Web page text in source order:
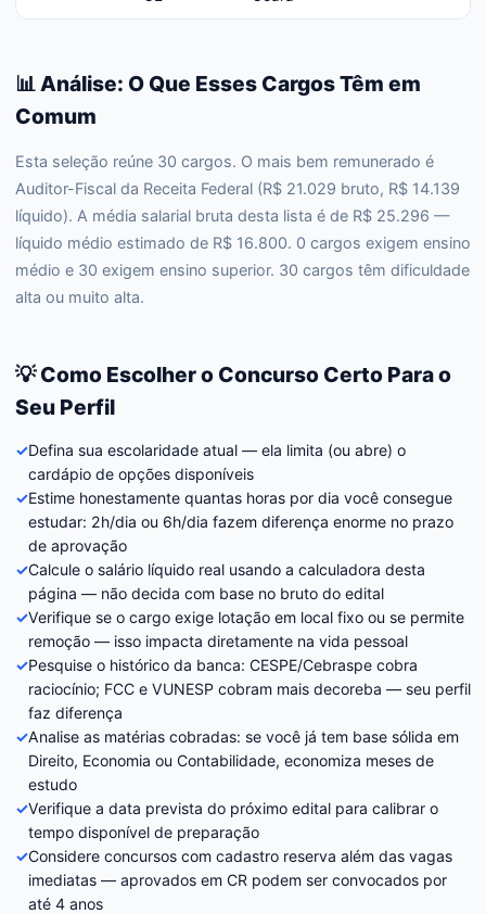
📊 Análise: O Que Esses Cargos Têm em
Comum
Esta seleção reúne 30 cargos. O mais bem remunerado é
Auditor-Fiscal da Receita Federal (R$ 21.029 bruto, R$ 14.139
líquido). A média salarial bruta desta lista é de R$ 25.296 —
líquido médio estimado de R$ 16.800. 0 cargos exigem ensino
médio e 30 exigem ensino superior. 30 cargos têm dificuldade
alta ou muito alta.
💡 Como Escolher o Concurso Certo Para o
Seu Perfil
✓Defina sua escolaridade atual — ela limita (ou abre) o
cardápio de opções disponíveis
✓Estime honestamente quantas horas por dia você consegue
estudar: 2h/dia ou 6h/dia fazem diferença enorme no prazo
de aprovação
✓Calcule o salário líquido real usando a calculadora desta
página — não decida com base no bruto do edital
✓Verifique se o cargo exige lotação em local fixo ou se permite
remoção — isso impacta diretamente na vida pessoal
✓Pesquise o histórico da banca: CESPE/Cebraspe cobra
raciocínio; FCC e VUNESP cobram mais decoreba — seu perfil
faz diferença
✓Analise as matérias cobradas: se você já tem base sólida em
Direito, Economia ou Contabilidade, economiza meses de
estudo
✓Verifique a data prevista do próximo edital para calibrar o
tempo disponível de preparação
✓Considere concursos com cadastro reserva além das vagas
imediatas — aprovados em CR podem ser convocados por
até 4 anos